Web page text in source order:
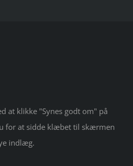
at klikke "Synes godt om" på
for at sidde klæbet til skærmen
indlæg.